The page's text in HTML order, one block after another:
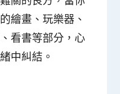
繪畫、玩樂器、
看書等部分，心
中糾結。